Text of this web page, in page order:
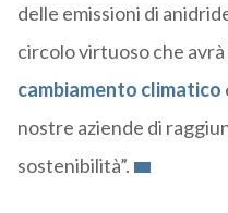
delle emissioni di
circolo virtuoso che
cambiamento climatico
nostre aziende di
sostenibilità”.